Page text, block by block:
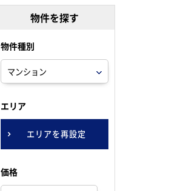
物件を探す
物件種別
エリア
エリアを再設定
価格